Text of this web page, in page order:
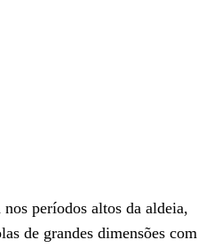
períodos altos da aldeia,
de grandes dimensões com